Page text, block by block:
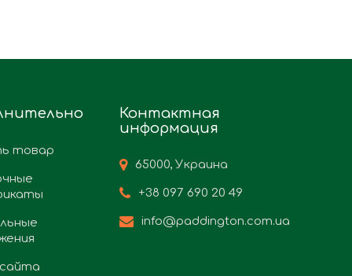
товар
Контактная
информация
65000, Украина
+38 097 690 20 49
info@paddington.com.ua